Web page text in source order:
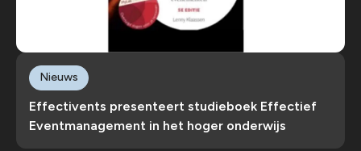
Effectivents presenteert studieboek Effectief
Eventmanagement in het hoger onderwijs
Nieuws